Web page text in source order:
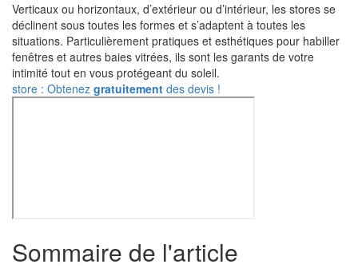
Verticaux ou horizontaux, d’extérieur ou d’intérieur, les stores se
déclinent sous toutes les formes et s’adaptent à toutes les
situations. Particulièrement pratiques et esthétiques pour habiller
fenêtres et autres baies vitrées, ils sont les garants de votre
intimité tout en vous protégeant du soleil.
store : Obtenez gratuitement des devis !
Sommaire de l'article